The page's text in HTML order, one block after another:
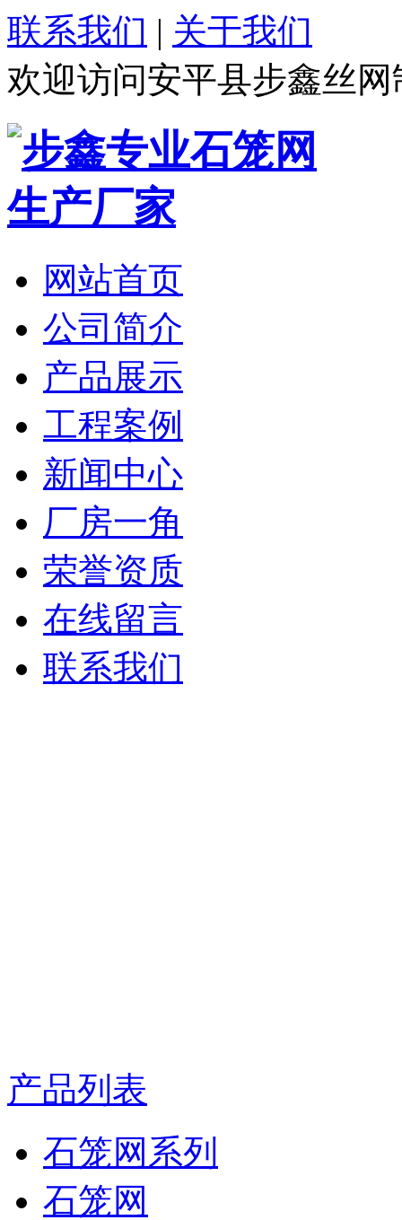
联系我们 | 关于我们
欢迎访问安平县步鑫丝
网站首页
公司简介
产品展示
工程案例
新闻中心
厂房一角
荣誉资质
在线留言
联系我们
产品列表
石笼网系列
石笼网